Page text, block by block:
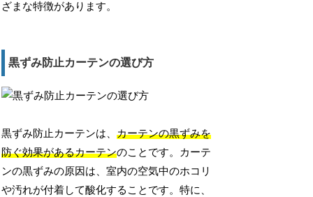
ざまな特徴があります。
黒ずみ防止カーテンの選び方
黒ずみ防止カーテンは、カーテンの黒ずみを
防ぐ効果があるカーテンのことです。カーテ
ンの黒ずみの原因は、室内の空気中のホコリ
や汚れが付着して酸化することです。特に、